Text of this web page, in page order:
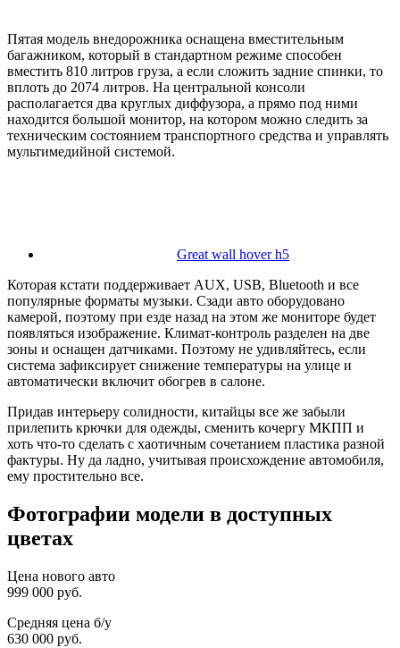
Пятая модель внедорожника оснащена вместительным
багажником, который в стандартном режиме способен
вместить 810 литров груза, а если сложить задние спинки, то
вплоть до 2074 литров. На центральной консоли
располагается два круглых диффузора, а прямо под ними
находится большой монитор, на котором можно следить за
техническим состоянием транспортного средства и управлять
мультимедийной системой.
Great wall hover h5
Которая кстати поддерживает AUX, USB, Bluetooth и все
популярные форматы музыки. Сзади авто оборудовано
камерой, поэтому при езде назад на этом же мониторе будет
появляться изображение. Климат-контроль разделен на две
зоны и оснащен датчиками. Поэтому не удивляйтесь, если
система зафиксирует снижение температуры на улице и
автоматически включит обогрев в салоне.
Придав интерьеру солидности, китайцы все же забыли
прилепить крючки для одежды, сменить кочергу МКПП и
хоть что-то сделать с хаотичным сочетанием пластика разной
фактуры. Ну да ладно, учитывая происхождение автомобиля,
ему простительно все.
Фотографии модели в доступных
цветах
Цена нового авто
999 000 руб.
Средняя цена б/у
630 000 руб.